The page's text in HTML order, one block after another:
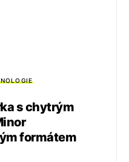
s chytrým
formátem